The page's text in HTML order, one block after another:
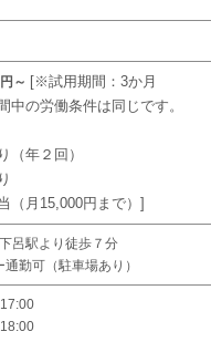
～
※試用期間：3か月
中の労働条件は同じです。
年２回）
月15,000円まで）
呂駅より徒歩７分
勤可（駐車場あり）